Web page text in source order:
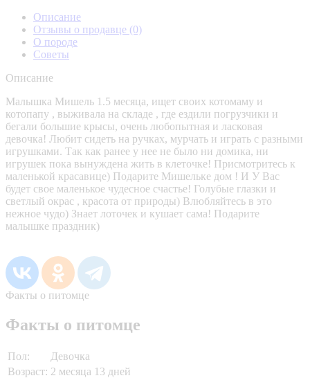
Описание
Отзывы о продавце (0)
О породе
Советы
Описание
Малышка Мишель 1.5 месяца, ищет своих котомаму и
котопапу , выживала на складе , где ездили погрузчики и
бегали большие крысы, очень любопытная и ласковая
девочка! Любит сидеть на ручках, мурчать и играть с разными
игрушками. Так как ранее у нее не было ни домика, ни
игрушек пока вынуждена жить в клеточке! Присмотритесь к
маленькой красавице) Подарите Мишельке дом ! И У Вас
будет свое маленькое чудесное счастье! Голубые глазки и
светлый окрас , красота от природы) Влюбляйтесь в это
нежное чудо) Знает лоточек и кушает сама! Подарите
малышке праздник)
Факты о питомце
Факты о питомце
Пол:
Девочка
Возраст: 2 месяца 13 дней